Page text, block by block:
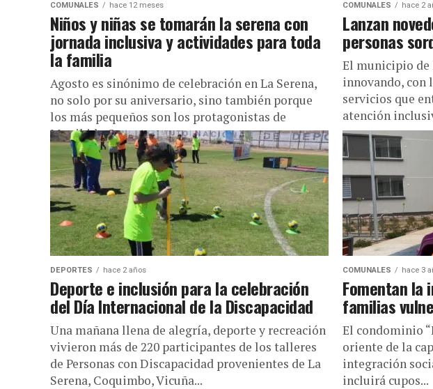
COMUNALES hace 12 meses
Niños y niñas se tomarán la serena con
jornada inclusiva y actividades para toda
la familia
Agosto es sinónimo de celebración en La Serena,
no solo por su aniversario, sino también porque
los más pequeños son los protagonistas de
Munikids. Se trata...
COMUNALES hace 2
Lanzan
personas
El municipio
innovando, con
servicios que
atención
DEPORTES hace 2 años
Deporte e inclusión para la celebración
del Día Internacional de la Discapacidad
Una mañana llena de alegría, deporte y recreación
vivieron más de 220 participantes de los talleres
de Personas con Discapacidad provenientes de La
Serena, Coquimbo, Vicuña...
COMUNALES hace 3
Fomentan la
familias
El condominio
oriente de la
integración
incluirá cupos...